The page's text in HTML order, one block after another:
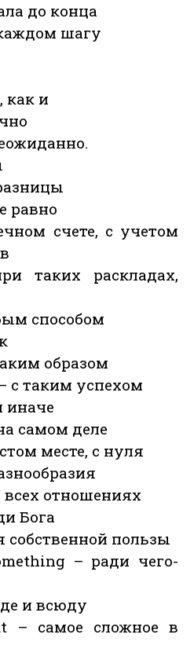
до конца
шагу
как и
равно
счете, с учетом
таких раскладах,
способом
образом
с таким успехом
иначе
самом деле
месте, с нуля
отношениях
Бога
собственной пользы
– ради чего-
и всюду
– самое сложное в